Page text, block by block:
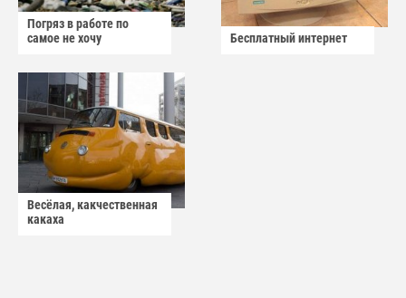
Погряз в работе по
самое не хочу
Бесплатный интернет
Весёлая, какчественная
какаха